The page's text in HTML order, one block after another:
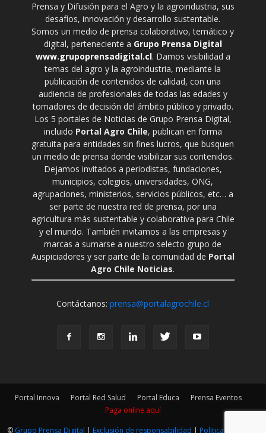
Prensa y Difusión para el Agro y la agroindustria, sus
desafíos, innovación y desarrollo sustentable.
Somos un medio de prensa colaborativo, temático y
digital, perteneciente a Grupo Prensa Digital
www.grupoprensadigital.cl. Damos visibilidad a
temas del agro y la agroindustria, mediante la
publicación de contenidos de calidad, con una
audiencia de profesionales de todas las edades y
tomadores de decisión del ámbito público y privado.
Los 5 portales de Noticias de Grupo Prensa Digital,
incluido Portal Agro Chile, publican en forma
gratuita para entidades sin fines lucros, que busquen
un medio de prensa donde visibilizar sus contenidos.
Dejamos invitados a periodistas, fundaciones,
municipios, colegios, universidades, ONG,
agrupaciones, ministerios, servicios públicos, etc… a
ser parte de nuestra red de prensa, por una
agricultura más sustentable y colaborativa para Chile
y el mundo. También invitamos a las empresas y
marcas a sumarse a nuestro selecto grupo de
Auspiciadores y ser parte de la comunidad de Portal
Agro Chile Noticias.
Contáctanos:prensa@portalagrochile.cl
Portal Innova Portal Red Salud Portal Educa
Prensa Eventos
Paga online aquí
© Grupo Prensa Digital | Exclusión de responsabilidad | Politica Editorial